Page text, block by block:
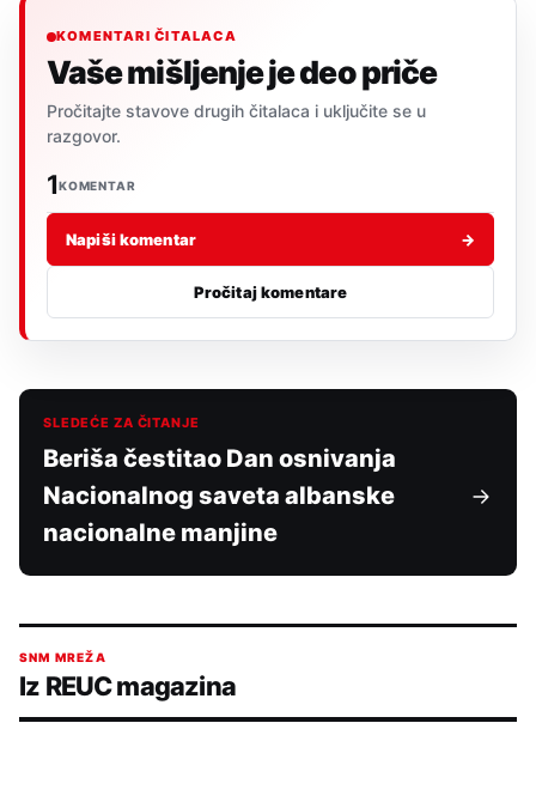
KOMENTARI ČITALACA
Vaše mišljenje je deo priče
Pročitajte stavove drugih čitalaca i uključite se u
razgovor.
1KOMENTAR
Napiši komentar →
Pročitaj komentare
SLEDEĆE ZA ČITANJE
Beriša čestitao Dan osnivanja
Nacionalnog saveta albanske
nacionalne manjine
SNM MREŽA
Iz REUC magazina